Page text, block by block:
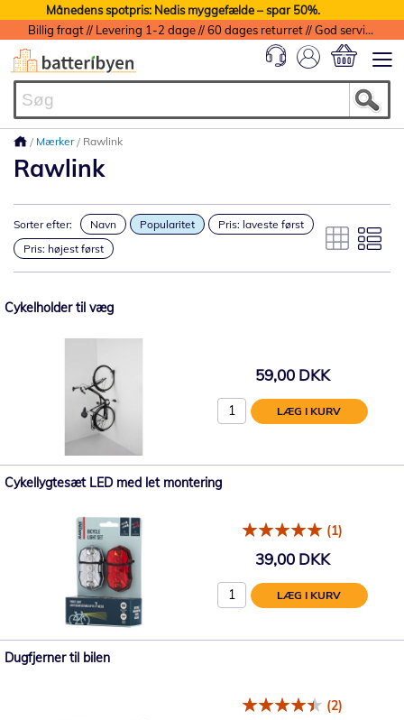
Månedens spotpris: Nedis myggefælde – spar 50%.
Billig fragt // Levering 1-2 dage // 60 dages returret // God service med garanti
Mærker Rawlink
Rawlink
Sorter efter: Navn Popularitet
Pris: laveste først
Pris: højest først
Cykelholder til væg
59,00 DKK
LÆG I KURV
Cykellygtesæt LED med let montering
(1)
39,00 DKK
LÆG I KURV
Dugfjerner til bilen
(2)